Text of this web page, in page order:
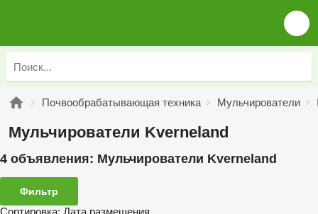
Почвообрабатывающая техника Мульчирователи
Мульчирователи Kverneland
4 объявления: Мульчирователи Kverneland
Фильтр
Сортировка: Дата размещения